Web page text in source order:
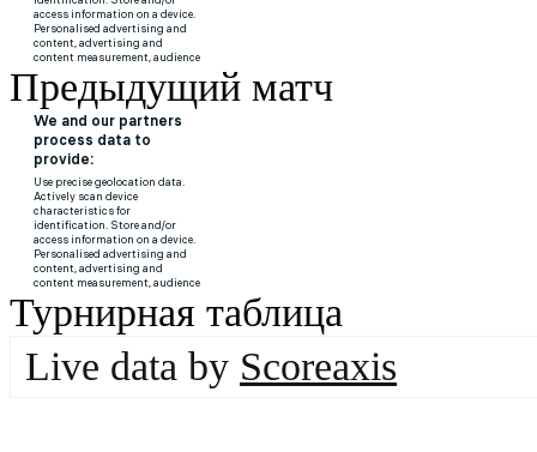
Предыдущий матч
Турнирная таблица
Live data by Scoreaxis